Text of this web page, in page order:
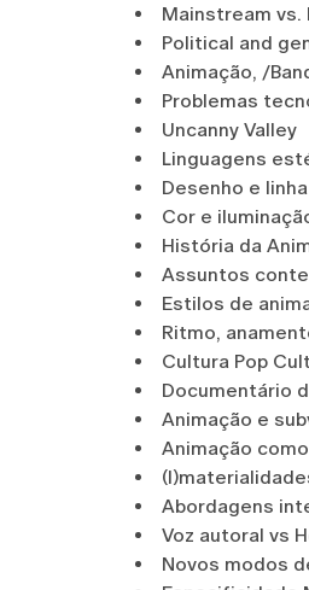
Mainstream vs.
Political and
Animação, /
Problemas
Uncanny Valley
Linguagens
Desenho e
Cor e
História da
Assuntos
Estilos de
Ritmo,
Cultura Pop
Documentário
Animação e
Animação
Abordagens
Voz autoral vs
Novos modos